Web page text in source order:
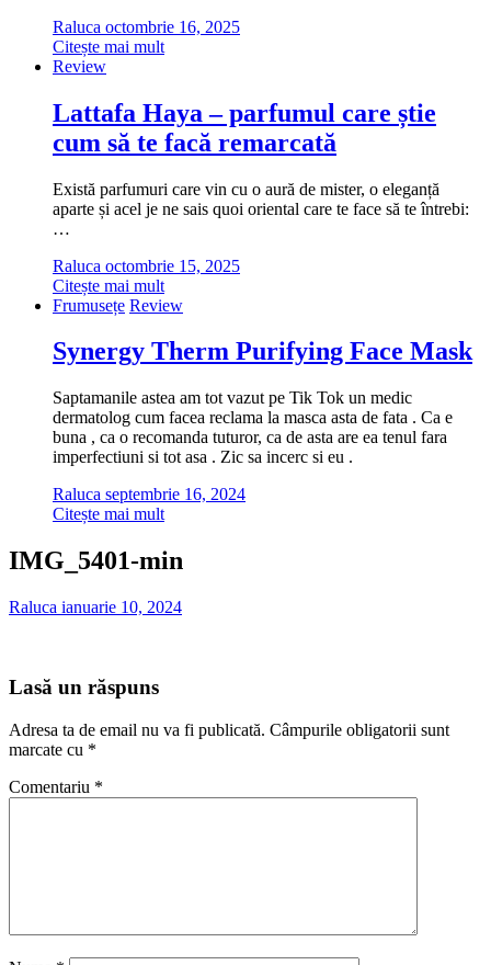
Raluca octombrie 16, 2025
Citește mai mult
Review
Lattafa Haya – parfumul care știe
cum să te facă remarcată
Există parfumuri care vin cu o aură de mister, o eleganță
aparte și acel je ne sais quoi oriental care te face să te întrebi:
…
Raluca octombrie 15, 2025
Citește mai mult
Frumusețe Review
Synergy Therm Purifying Face Mask
Saptamanile astea am tot vazut pe Tik Tok un medic
dermatolog cum facea reclama la masca asta de fata . Ca e
buna , ca o recomanda tuturor, ca de asta are ea tenul fara
imperfectiuni si tot asa . Zic sa incerc si eu .
Raluca septembrie 16, 2024
Citește mai mult
IMG_5401-min
Raluca ianuarie 10, 2024
Lasă un răspuns
Adresa ta de email nu va fi publicată. Câmpurile obligatorii sunt
marcate cu *
Comentariu *